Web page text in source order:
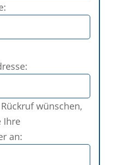
wünschen,
Ihre
an: